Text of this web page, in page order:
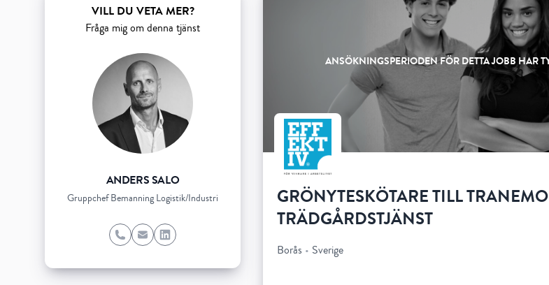
VILL DU VETA MER?
Fråga mig om denna tjänst
ANDERS SALO
Gruppchef Bemanning Logistik/Industri
PhoneEmailLinkedIn
GRÖNYTESKÖTARE TILL TRANEMO
TRÄDGÅRDSTJÄNST
Borås • Sverige